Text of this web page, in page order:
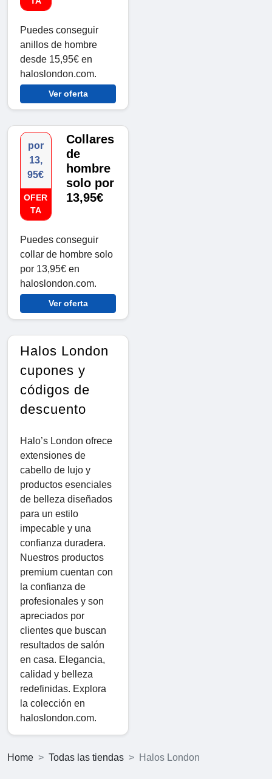
Puedes conseguir
anillos de hombre
desde 15,95€ en
haloslondon.com.
Ver oferta
por
13,
95€
OFER
TA
Collares
de
hombre
solo por
13,95€
Puedes conseguir
collar de hombre solo
por 13,95€ en
haloslondon.com.
Ver oferta
Halos London
cupones y
códigos de
descuento
Halo’s London ofrece
extensiones de
cabello de lujo y
productos esenciales
de belleza diseñados
para un estilo
impecable y una
confianza duradera.
Nuestros productos
premium cuentan con
la confianza de
profesionales y son
apreciados por
clientes que buscan
resultados de salón
en casa. Elegancia,
calidad y belleza
redefinidas. Explora
la colección en
haloslondon.com.
Home Todas las tiendas Halos London